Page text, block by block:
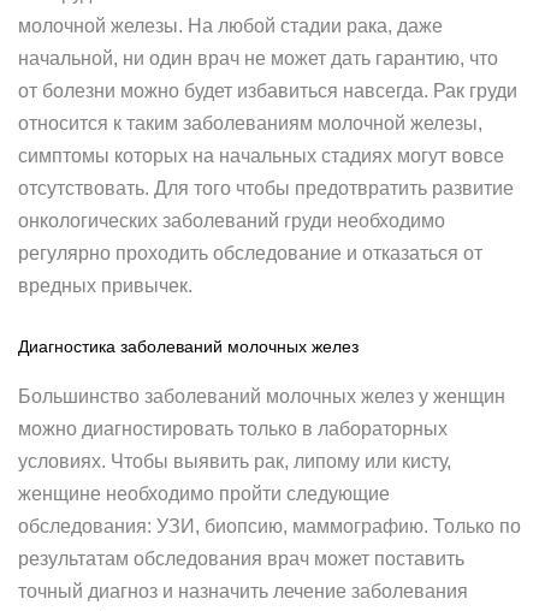
молочной железы. На любой стадии рака, даже
начальной, ни один врач не может дать гарантию, что
от болезни можно будет избавиться навсегда. Рак груди
относится к таким заболеваниям молочной железы,
симптомы которых на начальных стадиях могут вовсе
отсутствовать. Для того чтобы предотвратить развитие
онкологических заболеваний груди необходимо
регулярно проходить обследование и отказаться от
вредных привычек.
Диагностика заболеваний молочных желез
Большинство заболеваний молочных желез у женщин
можно диагностировать только в лабораторных
условиях. Чтобы выявить рак, липому или кисту,
женщине необходимо пройти следующие
обследования: УЗИ, биопсию, маммографию. Только по
результатам обследования врач может поставить
точный диагноз и назначить лечение заболевания